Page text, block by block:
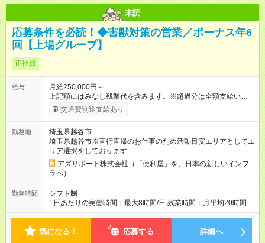
未読
応募条件を必読！◆害獣対策の営業／ボーナス年6
回【上場グループ】
正社員
給与
月給250,000円～
上記額にはみなし残業代を含みます。※超過分は全額支給いたし
ます。 みなし残業代 73,808円／月 みなし残業時間 45時間／月
＜ボーナス＞ 合計で「年6回」お渡し └3ヶ月ごと（年4回）→A
万/年程度で動きます（一番高い方ですと400万超え） ※ボー
ナス合計が極端に150万を切る等ということはありません ＜年
収イメージ＞ (1)各月のボーナス支払い 1月～3月：月給のみ 4
月、7月、10月：月給＋ボーナスA 6月、12月：月給＋ボーナス
B (2)経験年数に伴う年収推移 入社1年目：470万（3割）～520
万円以上（6割）～高い方（1割）600万超え 3年目： 7割の社員
が年収600万円以上 --------------------------------- 昇給：あり ※年1
回評価に基づく 手当：あり 全額100%支給 ・交通費（通勤
社用車は、社員各自が保管していただきます 駐車場代が仮にか
かる場合、各自での負担となります 【試用期間】試用期間あり
試用期間の長さ：4ヶ月 ※ 雇用形態と給与に、本採用時と異なる
交通費別途支給あり
勤務地
埼玉県越谷市
埼玉県越谷市※直行直帰のお仕事のため活動目安エリアとしてエ
リア選択をしております
アズサポート株式会社（「便利屋」を、日本の新しいインフ
ラへ）
勤務時間
シフト制
1日あたりの実働時間：最大8時間/日 残業時間：月平均20時間程
度 ※閑散月10時間ほど、繁忙期40時間ほど 【注意】 直行直帰の
によっては出勤・退勤時間が変動する場合がございます 例）
気になる！ 応募する 詳細へ